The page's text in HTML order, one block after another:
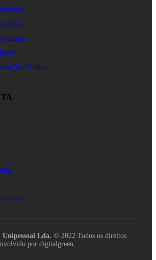
Online
Lda. © 2022 Todos os direitos
por digitalgreen.